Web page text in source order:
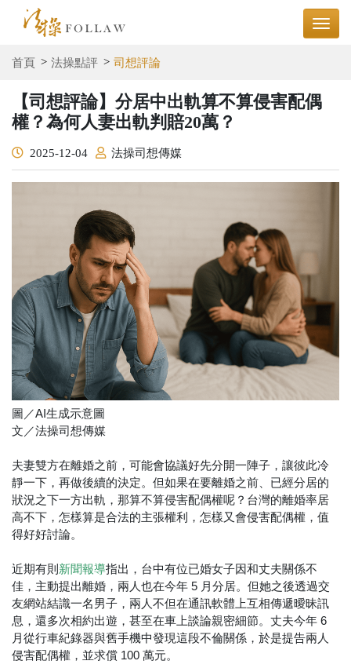
首頁 法操點評 司想評論
【司想評論】分居中出軌算不算侵害配偶
權？為何人妻出軌判賠20萬？
2025-12-04 法操司想傳媒
圖／AI生成示意圖
文／法操司想傳媒
夫妻雙方在離婚之前，可能會協議好先分開一陣子，讓彼此冷
靜一下，再做後續的決定。但如果在要離婚之前、已經分居的
狀況之下一方出軌，那算不算侵害配偶權呢？台灣的離婚率居
高不下，怎樣算是合法的主張權利，怎樣又會侵害配偶權，值
得好好討論。
近期有則 新聞報導指出，台中有位已婚女子因和丈夫關係不
佳，主動提出離婚，兩人也在今年 5 月分居。但她之後透過交
友網站結識一名男子，兩人不但在通訊軟體上互相傳遞曖昧訊
息，還多次相約出遊，甚至在車上談論親密細節。丈夫今年 6
月從行車紀錄器與舊手機中發現這段不倫關係，於是提告兩人
侵害配偶權，並求償 100 萬元。